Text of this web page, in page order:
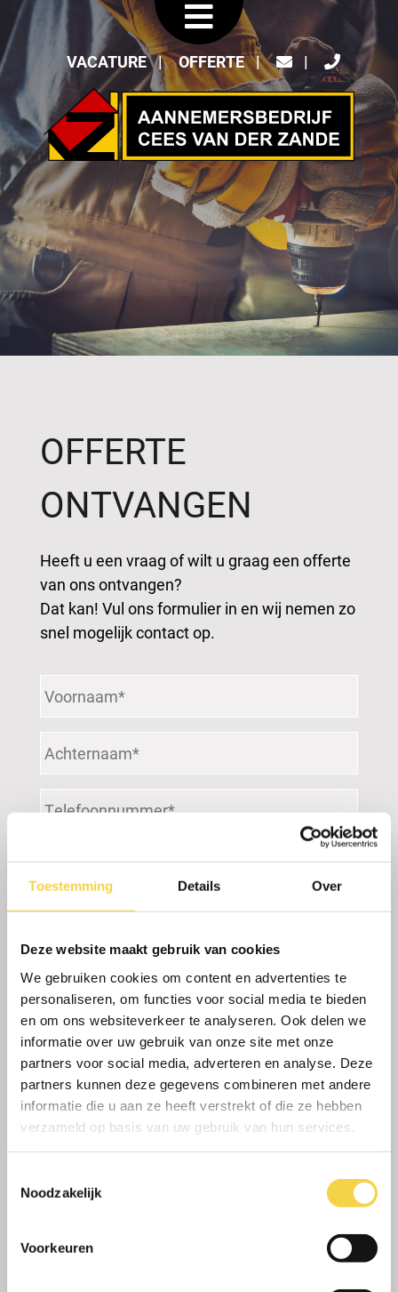
Toestemming Details Over
Deze website maakt gebruik van cookies
We gebruiken cookies om content en advertenties te
personaliseren, om functies voor social media te bieden
en om ons websiteverkeer te analyseren. Ook delen we
informatie over uw gebruik van onze site met onze
partners voor social media, adverteren en analyse. Deze
partners kunnen deze gegevens combineren met andere
informatie die u aan ze heeft verstrekt of die ze hebben
verzameld op basis van uw gebruik van hun services.
Noodzakelijk
Voorkeuren
VACATURE OFFERTE
OFFERTE
ONTVANGEN
Heeft u een vraag of wilt u graag een offerte
van ons ontvangen?
Dat kan! Vul ons formulier in en wij nemen zo
snel mogelijk contact op.
mailadres
Adres *
Wilt u bestanden of bijlagen toevoegen dan
kan dat hier:
Sleep bestanden hierheen of
Selecteer
bestanden
bestanden: 5.